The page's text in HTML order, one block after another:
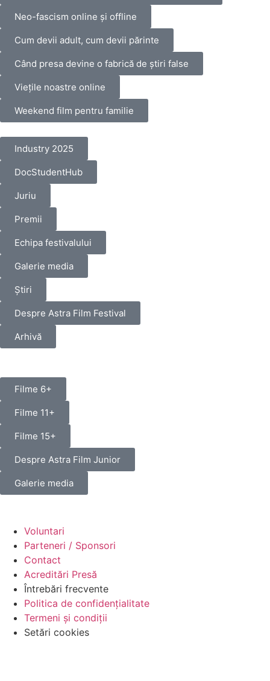
Neo-fascism online și offline
Cum devii adult, cum devii părinte
Când presa devine o fabrică de știri false
Viețile noastre online
Weekend film pentru familie
Industry 2025
DocStudentHub
Juriu
Premii
Echipa festivalului
Galerie media
Știri
Despre Astra Film Festival
Arhivă
Filme 6+
Filme 11+
Filme 15+
Despre Astra Film Junior
Galerie media
Voluntari
Parteneri / Sponsori
Contact
Acreditări Presă
Întrebări frecvente
Politica de confidențialitate
Termeni și condiții
Setări cookies